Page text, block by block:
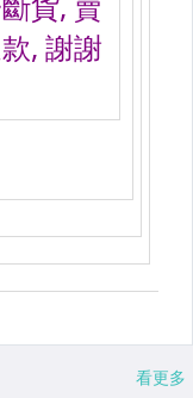
看更多